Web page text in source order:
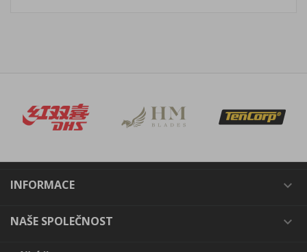
INFORMACE 
NAŠE SPOLEČNOST 